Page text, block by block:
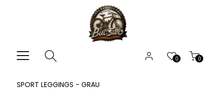
0
0
SPORT LEGGINGS - GRAU